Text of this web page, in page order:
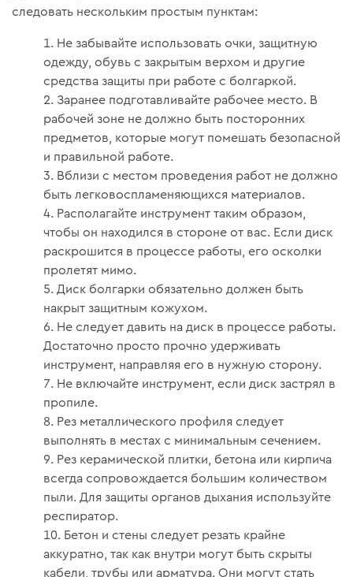
следовать нескольким простым пунктам:
Не забывайте использовать очки, защитную
одежду, обувь с закрытым верхом и другие
средства защиты при работе с болгаркой.
Заранее подготавливайте рабочее место. В
рабочей зоне не должно быть посторонних
предметов, которые могут помешать безопасной
и правильной работе.
Вблизи с местом проведения работ не должно
быть легковоспламеняющихся материалов.
Располагайте инструмент таким образом,
чтобы он находился в стороне от вас. Если диск
раскрошится в процессе работы, его осколки
пролетят мимо.
Диск болгарки обязательно должен быть
накрыт защитным кожухом.
Не следует давить на диск в процессе работы.
Достаточно просто прочно удерживать
инструмент, направляя его в нужную сторону.
Не включайте инструмент, если диск застрял в
пропиле.
Рез металлического профиля следует
выполнять в местах с минимальным сечением.
Рез керамической плитки, бетона или кирпича
всегда сопровождается большим количеством
пыли. Для защиты органов дыхания используйте
респиратор.
Бетон и стены следует резать крайне
аккуратно, так как внутри могут быть скрыты
кабели, трубы или арматура. Они могут стать